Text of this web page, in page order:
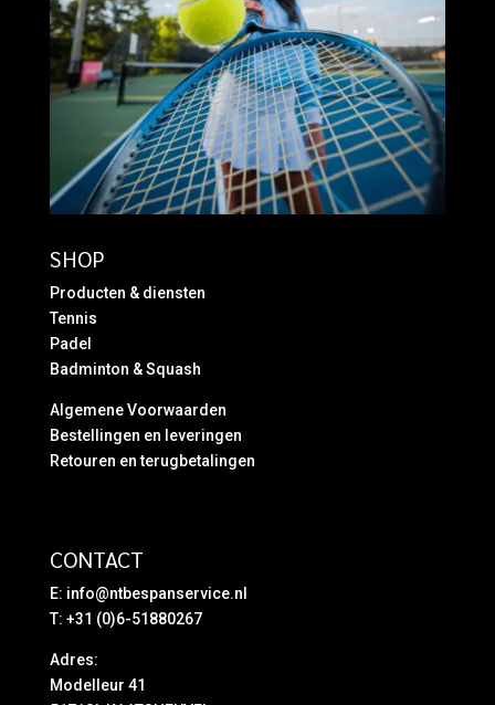
SHOP
Producten & diensten
Tennis
Padel
Badminton & Squash
Algemene Voorwaarden
Bestellingen en leveringen
Retouren en terugbetalingen
CONTACT
E: info@ntbespanservice.nl
T: +31 (0)6-51880267
Adres:
Modelleur 41